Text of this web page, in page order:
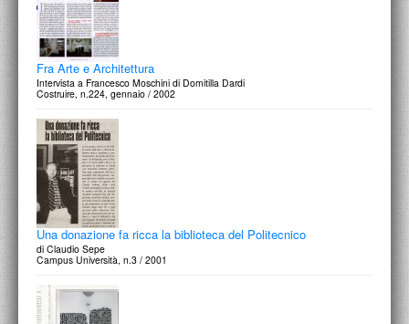
Fra Arte e Architettura
Intervista a Francesco Moschini di Domitilla Dardi
Costruire, n.224, gennaio / 2002
Una donazione fa ricca la biblioteca del Politecnico
di Claudio Sepe
Campus Università, n.3 / 2001